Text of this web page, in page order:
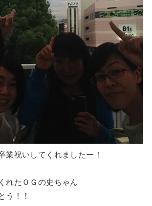
業祝いしてくれましたー！
れたＯＧの史ちゃん
う！！